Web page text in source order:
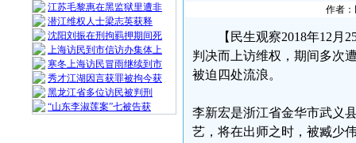
江苏毛黎惠在黑监狱里遭非
潜江维权人士梁志英获释
沈阳刘振在刑拘羁押期间死
上海访民到市信访办集体上
寒冬上海访民冒雨继续到市
秀才江湖因言获罪被拘今获
黑龙江省多位访民被判刑
“山东李淑莲案”七被告获
作者：
【民生观察2018年12
判决而上访维权，期间多次
被迫四处流浪。
李新宏是浙江省金华市武义
艺，将在出师之时，被臧少